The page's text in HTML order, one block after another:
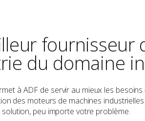
fournisseur
du domaine
à ADF de servir au mieux les
des moteurs de machines
peu importe votre problème.